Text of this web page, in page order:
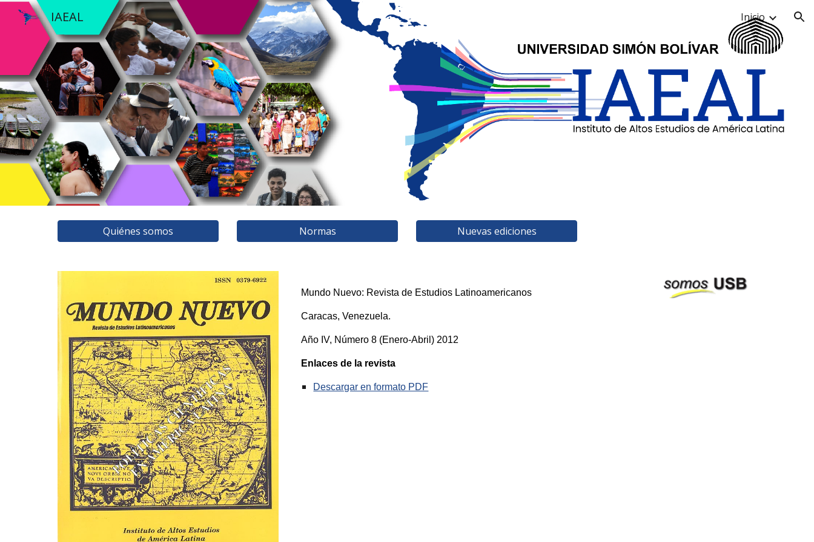
Skip to main content
IAEAL Inicio
Quiénes somos Normas Nuevas ediciones
Mundo Nuevo: Revista de Estudios Latinoamericanos
Caracas, Venezuela.
Año IV, Número8 (Enero-Abril) 2012
Enlaces de la revista
Descargar en formato PDF